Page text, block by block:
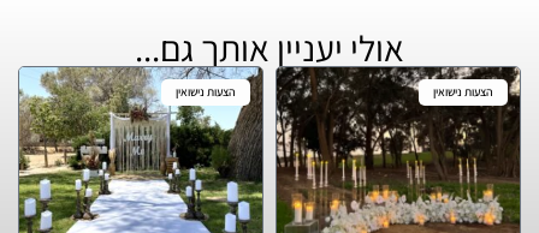
אולי יעניין אותך גם...
הצעות נישואין הצעות נישואין